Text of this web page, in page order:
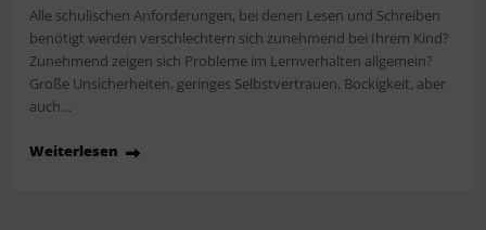
Alle schulischen Anforderungen, bei denen Lesen und Schreiben
benötigt werden verschlechtern sich zunehmend bei Ihrem Kind?
Zunehmend zeigen sich Probleme im Lernverhalten allgemein?
Große Unsicherheiten, geringes Selbstvertrauen, Bockigkeit, aber
auch…
Weiterlesen